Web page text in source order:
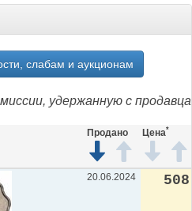
слабам и аукционам
удержанную с продавца
Продано Цена*
20.06.2024 508